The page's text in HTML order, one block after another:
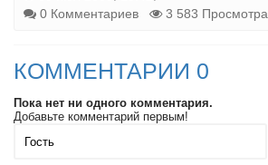
0 Комментариев
3 583 Просмотра
КОММЕНТАРИИ 0
Пока нет ни одного комментария.
Добавьте комментарий первым!